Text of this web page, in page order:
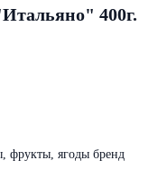
400г.
фрукты, ягоды бренд